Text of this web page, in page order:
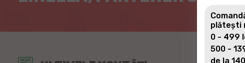
plătești
0 - 499
500 -
de la